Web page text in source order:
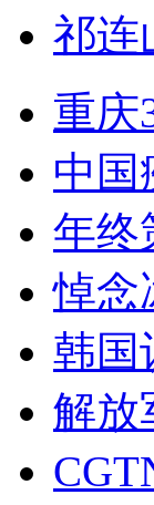
祁连
重
中国
年终
悼念
韩国
解放